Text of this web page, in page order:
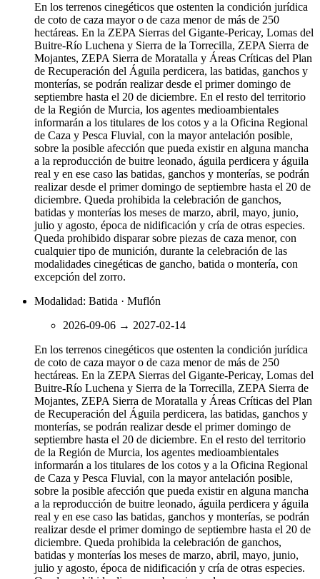
En los terrenos cinegéticos que ostenten la condición jurídica
de coto de caza mayor o de caza menor de más de 250
hectáreas. En la ZEPA Sierras del Gigante-Pericay, Lomas del
Buitre-Río Luchena y Sierra de la Torrecilla, ZEPA Sierra de
Mojantes, ZEPA Sierra de Moratalla y Áreas Críticas del Plan
de Recuperación del Águila perdicera, las batidas, ganchos y
monterías, se podrán realizar desde el primer domingo de
septiembre hasta el 20 de diciembre. En el resto del territorio
de la Región de Murcia, los agentes medioambientales
informarán a los titulares de los cotos y a la Oficina Regional
de Caza y Pesca Fluvial, con la mayor antelación posible,
sobre la posible afección que pueda existir en alguna mancha
a la reproducción de buitre leonado, águila perdicera y águila
real y en ese caso las batidas, ganchos y monterías, se podrán
realizar desde el primer domingo de septiembre hasta el 20 de
diciembre. Queda prohibida la celebración de ganchos,
batidas y monterías los meses de marzo, abril, mayo, junio,
julio y agosto, época de nidificación y cría de otras especies.
Queda prohibido disparar sobre piezas de caza menor, con
cualquier tipo de munición, durante la celebración de las
modalidades cinegéticas de gancho, batida o montería, con
excepción del zorro.
Modalidad: Batida · Muflón
2026-09-06 → 2027-02-14
En los terrenos cinegéticos que ostenten la condición jurídica
de coto de caza mayor o de caza menor de más de 250
hectáreas. En la ZEPA Sierras del Gigante-Pericay, Lomas del
Buitre-Río Luchena y Sierra de la Torrecilla, ZEPA Sierra de
Mojantes, ZEPA Sierra de Moratalla y Áreas Críticas del Plan
de Recuperación del Águila perdicera, las batidas, ganchos y
monterías, se podrán realizar desde el primer domingo de
septiembre hasta el 20 de diciembre. En el resto del territorio
de la Región de Murcia, los agentes medioambientales
informarán a los titulares de los cotos y a la Oficina Regional
de Caza y Pesca Fluvial, con la mayor antelación posible,
sobre la posible afección que pueda existir en alguna mancha
a la reproducción de buitre leonado, águila perdicera y águila
real y en ese caso las batidas, ganchos y monterías, se podrán
realizar desde el primer domingo de septiembre hasta el 20 de
diciembre. Queda prohibida la celebración de ganchos,
batidas y monterías los meses de marzo, abril, mayo, junio,
julio y agosto, época de nidificación y cría de otras especies.